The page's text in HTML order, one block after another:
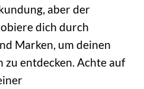
aber der
dich durch
Marken, um deinen
entdecken. Achte auf